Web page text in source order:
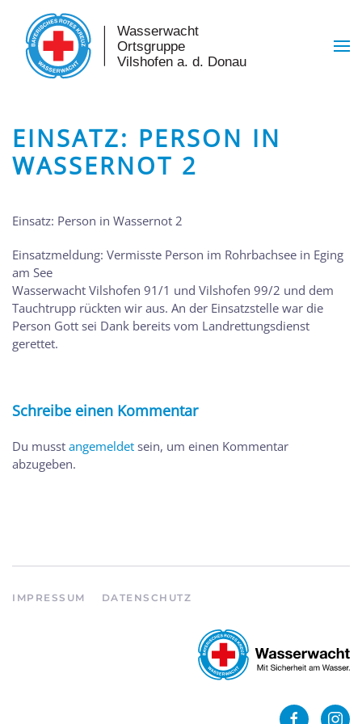
Skip to main content
EINSATZ: PERSON IN
WASSERNOT 2
Einsatz: Person in Wassernot 2
Einsatzmeldung: Vermisste Person im Rohrbachsee in Eging
am See
Wasserwacht Vilshofen 91/1 und Vilshofen 99/2 und dem
Tauchtrupp rückten wir aus. An der Einsatzstelle war die
Person Gott sei Dank bereits vom Landrettungsdienst
gerettet.
Schreibe einen Kommentar
Du musst angemeldet sein, um einen Kommentar
abzugeben.
IMPRESSUM DATENSCHUTZ